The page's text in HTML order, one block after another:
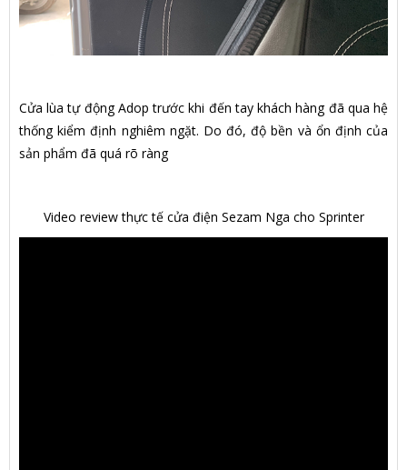
Cửa lùa tự động Adop trước khi đến tay khách hàng đã qua hệ
thống kiểm định nghiêm ngặt. Do đó, độ bền và ổn định của
sản phẩm đã quá rõ ràng
Video review thực tế cửa điện Sezam Nga cho Sprinter